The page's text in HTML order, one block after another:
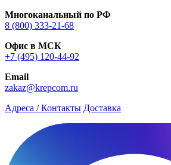
Многоканальный по РФ
8 (800) 333‑21-68
Офис в МСК
+7 (495) 120-44-92
Email
zakaz@krepcom.ru
Адреса / Контакты Доставка